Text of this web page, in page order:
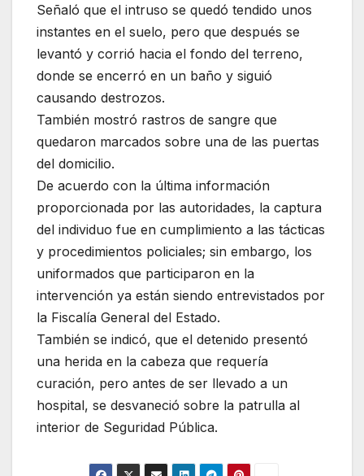
Señaló que el intruso se quedó tendido unos
instantes en el suelo, pero que después se
levantó y corrió hacia el fondo del terreno,
donde se encerró en un baño y siguió
causando destrozos.
También mostró rastros de sangre que
quedaron marcados sobre una de las puertas
del domicilio.
De acuerdo con la última información
proporcionada por las autoridades, la captura
del individuo fue en cumplimiento a las tácticas
y procedimientos policiales; sin embargo, los
uniformados que participaron en la
intervención ya están siendo entrevistados por
la Fiscalía General del Estado.
También se indicó, que el detenido presentó
una herida en la cabeza que requería
curación, pero antes de ser llevado a un
hospital, se desvaneció sobre la patrulla al
interior de Seguridad Pública.